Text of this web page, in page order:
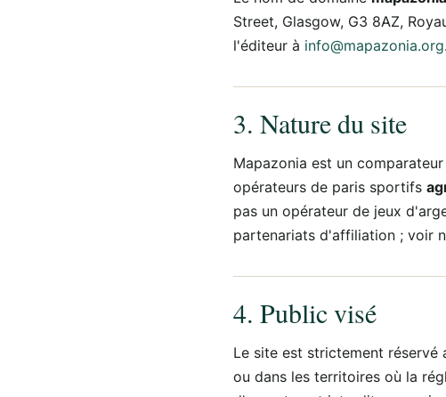
Street, Glasgow, G3 8AZ,
l'éditeur à info@mapazonia.org.
3. Nature du site
Mapazonia est un
opérateurs de paris sportifs
pas un opérateur de jeux
partenariats d'affiliation ; voir
4. Public visé
Le site est strictement réservé
ou dans les territoires où la